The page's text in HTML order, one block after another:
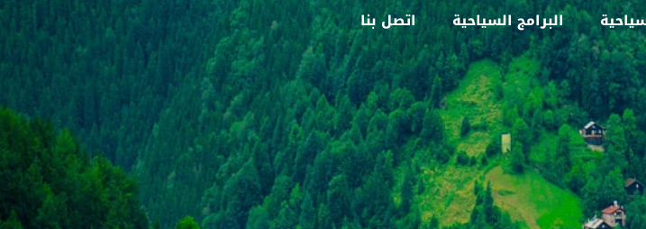
البرامج السياحية اتصل بنا